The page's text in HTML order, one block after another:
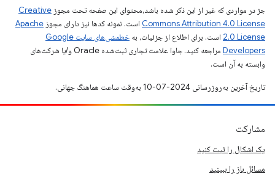
جز در مواردی که غیر از این ذکر شده باشد،‌محتوای این صفحه تحت مجوز Creative
Commons Attribution 4.0 License است. نمونه کدها نیز دارای مجوز Apache
2.0 License است. برای اطلاع از جزئیات، به
خطمشی‌های سایت Google
Developers‏
مراجعه کنید. جاوا علامت تجاری ثبت‌شده Oracle و/یا شرکت‌های
وابسته به آن است.
تاریخ آخرین به‌روزرسانی 2024-07-10 به‌وقت ساعت هماهنگ جهانی.
مشارکت
یک اشکال را ثبت کنید
مسائل باز را ببینید